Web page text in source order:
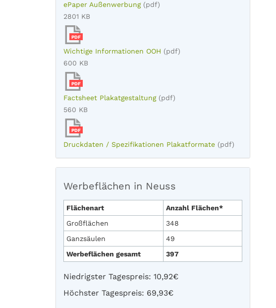
ePaper Außenwerbung (pdf)
2801 KB
PDF
Wichtige Informationen OOH (pdf)
600 KB
PDF
Factsheet Plakatgestaltung (pdf)
560 KB
PDF
Druckdaten / Spezifikationen Plakatformate (pdf)
Werbeflächen in Neuss
Flächenart
Anzahl Flächen*
Großflächen
348
Ganzsäulen
49
Werbeflächen gesamt
397
Niedrigster Tagespreis: 10,92€
Höchster Tagespreis: 69,93€